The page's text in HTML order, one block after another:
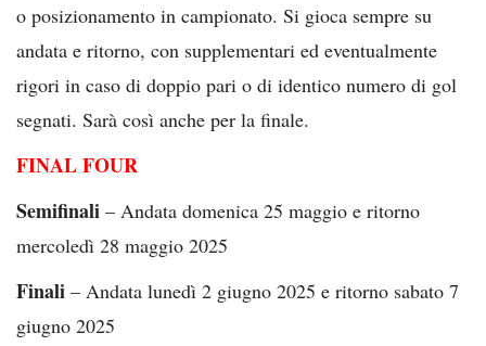
o posizionamento in campionato. Si gioca sempre su
andata e ritorno, con supplementari ed eventualmente
rigori in caso di doppio pari o di identico numero di gol
segnati. Sarà così anche per la finale.
FINAL FOUR
Semifinali – Andata domenica 25 maggio e ritorno
mercoledì 28 maggio 2025
Finali – Andata lunedì 2 giugno 2025 e ritorno sabato 7
giugno 2025